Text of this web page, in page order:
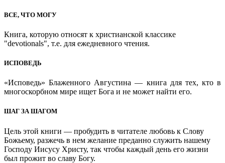
ВСЕ, ЧТО МОГУ
Книга, которую относят к христианской классике
"devotionals", т.е. для ежедневного чтения.
ИСПОВЕДЬ
«Исповедь» Блаженного Августина — книга для тех, кто в
многоскорбном мире ищет Бога и не может найти его.
ШАГ ЗА ШАГОМ
Цель этой книги — пробудить в читателе любовь к Слову
Божьему, разжечь в нем желание преданно служить нашему
Господу Иисусу Христу, так чтобы каждый день его жизни
был прожит во славу Богу.